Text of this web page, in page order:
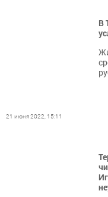
В
21 июня 2022, 15:11